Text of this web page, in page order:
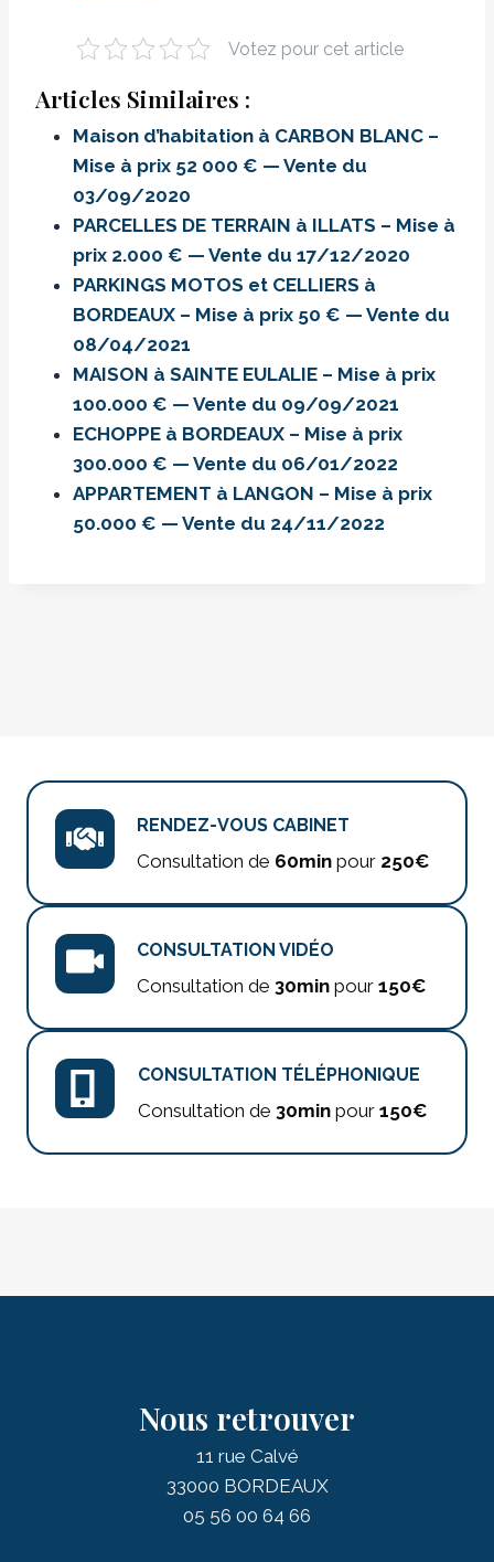
Votez pour cet article
Articles Similaires :
Maison d’habitation à CARBON BLANC –
Mise à prix 52 000 € — Vente du
03/09/2020
PARCELLES DE TERRAIN à ILLATS – Mise à
prix 2.000 € — Vente du 17/12/2020
PARKINGS MOTOS et CELLIERS à
BORDEAUX – Mise à prix 50 € — Vente du
08/04/2021
MAISON à SAINTE EULALIE – Mise à prix
100.000 € — Vente du 09/09/2021
ECHOPPE à BORDEAUX – Mise à prix
300.000 € — Vente du 06/01/2022
APPARTEMENT à LANGON – Mise à prix
50.000 € — Vente du 24/11/2022
RENDEZ-VOUS CABINET
Consultation de 60min pour 250€
CONSULTATION VIDÉO
Consultation de 30min pour 150€
CONSULTATION TÉLÉPHONIQUE
Consultation de 30min pour 150€
Nous retrouver
11 rue Calvé
33000 BORDEAUX
05 56 00 64 66